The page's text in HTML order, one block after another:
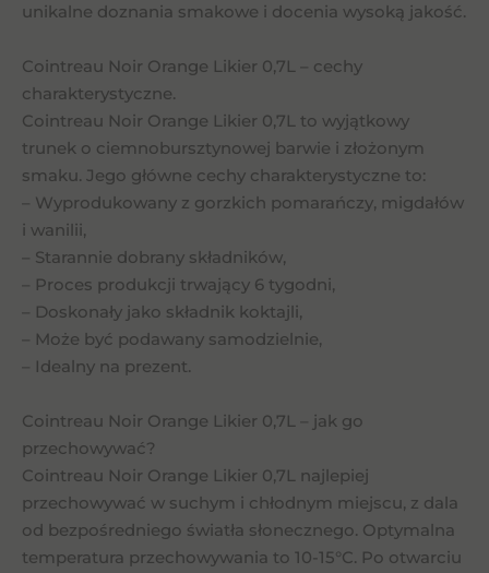
unikalne doznania smakowe i docenia wysoką jakość.
Cointreau Noir Orange Likier 0,7L – cechy
charakterystyczne.
Cointreau Noir Orange Likier 0,7L to wyjątkowy
trunek o ciemnobursztynowej barwie i złożonym
smaku. Jego główne cechy charakterystyczne to:
– Wyprodukowany z gorzkich pomarańczy, migdałów
i wanilii,
– Starannie dobrany składników,
– Proces produkcji trwający 6 tygodni,
– Doskonały jako składnik koktajli,
– Może być podawany samodzielnie,
– Idealny na prezent.
Cointreau Noir Orange Likier 0,7L – jak go
przechowywać?
Cointreau Noir Orange Likier 0,7L najlepiej
przechowywać w suchym i chłodnym miejscu, z dala
od bezpośredniego światła słonecznego. Optymalna
temperatura przechowywania to 10-15°C. Po otwarciu